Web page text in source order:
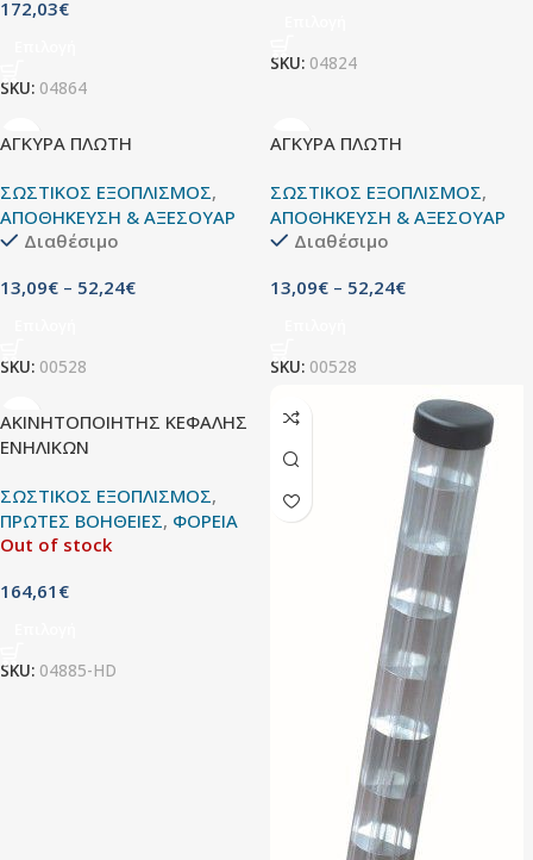
172,03€
SKU: 04864
SKU: 04824
ΑΓΚΥΡΑ ΠΛΩΤΗ
ΣΩΣΤΙΚΟΣ ΕΞΟΠΛΙΣΜΟΣ,
ΑΠΟΘΗΚΕΥΣΗ & ΑΞΕΣΟΥΑΡ
Διαθέσιμο
13,09€ – 52,24€
SKU: 00528
ΑΓΚΥΡΑ ΠΛΩΤΗ
ΣΩΣΤΙΚΟΣ ΕΞΟΠΛΙΣΜΟΣ,
ΑΠΟΘΗΚΕΥΣΗ & ΑΞΕΣΟΥΑΡ
Διαθέσιμο
13,09€ – 52,24€
SKU: 00528
ΑΚΙΝΗΤΟΠΟΙΗΤΗΣ ΚΕΦΑΛΗΣ
ΕΝΗΛΙΚΩΝ
ΣΩΣΤΙΚΟΣ ΕΞΟΠΛΙΣΜΟΣ,
ΠΡΩΤΕΣ ΒΟΗΘΕΙΕΣ, ΦΟΡΕΙΑ
Out of stock
164,61 €
SKU: 04885-HD